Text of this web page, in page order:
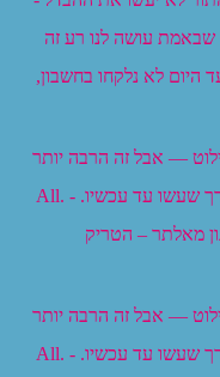
שבאמת עושה לנו רע זה
היום לא נלקחו בחשבון,
— אבל זה הרבה יותר
משילוט. הגיע הזמן לפתור את זה, ולא בדרך שעשו עד עכשיו. - .All
מאלתר – הטריק
— אבל זה הרבה יותר
משילוט. הגיע הזמן לפתור את זה, ולא בדרך שעשו עד עכשיו. - .All